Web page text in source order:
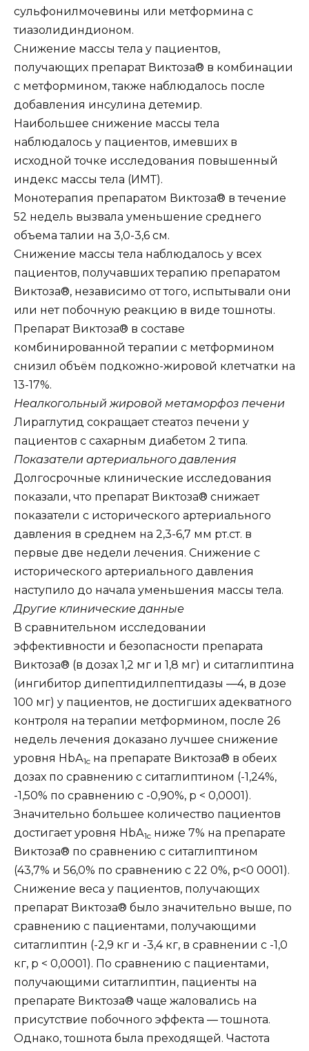
сульфонилмочевины или метформина с
тиазолидиндионом.
Снижение массы тела у пациентов,
получающих препарат Виктоза® в комбинации
с метформином, также наблюдалось после
добавления инсулина детемир.
Наибольшее снижение массы тела
наблюдалось у пациентов, имевших в
исходной точке исследования повышенный
индекс массы тела (ИМТ).
Монотерапия препаратом Виктоза® в течение
52 недель вызвала уменьшение среднего
объема талии на 3,0-3,6 см.
Снижение массы тела наблюдалось у всех
пациентов, получавших терапию препаратом
Виктоза®, независимо от того, испытывали они
или нет побочную реакцию в виде тошноты.
Препарат Виктоза® в составе
комбинированной терапии с метформином
снизил объём подкожно-жировой клетчатки на
13-17%.
Неалкогольный жировой метаморфоз печени
Лираглутид сокращает стеатоз печени у
пациентов с сахарным диабетом 2 типа.
Показатели артериального давления
Долгосрочные клинические исследования
показали, что препарат Виктоза® снижает
показатели с исторического артериального
давления в среднем на 2,3-6,7 мм рт.ст. в
первые две недели лечения. Снижение с
исторического артериального давления
наступило до начала уменьшения массы тела.
Другие клинические данные
В сравнительном исследовании
эффективности и безопасности препарата
Виктоза® (в дозах 1,2 мг и 1,8 мг) и ситаглиптина
(ингибитор дипептидилпептидазы —4, в дозе
100 мг) у пациентов, не достигших адекватного
контроля на терапии метформином, после 26
недель лечения доказано лучшее снижение
уровня НbА1c на препарате Виктоза® в обеих
дозах по сравнению с ситаглиптином (-1,24%,
-1,50% по сравнению с -0,90%, р < 0,0001).
Значительно большее количество пациентов
достигает уровня НbА1c ниже 7% на препарате
Виктоза® по сравнению с ситаглиптином
(43,7% и 56,0% по сравнению с 22 0%, р<0 0001).
Снижение веса у пациентов, получающих
препарат Виктоза® было значительно выше, по
сравнению с пациентами, получающими
ситаглиптин (-2,9 кг и -3,4 кг, в сравнении с -1,0
кг, р < 0,0001). По сравнению с пациентами,
получающими ситаглиптин, пациенты на
препарате Виктоза® чаще жаловались на
присутствие побочного эффекта — тошнота.
Однако, тошнота была преходящей. Частота